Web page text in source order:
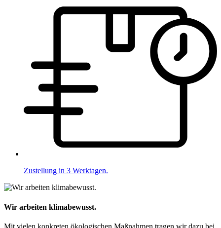
Zustellung in 3 Werktagen.
Wir arbeiten klimabewusst.
Mit vielen konkreten ökologischen Maßnahmen tragen wir dazu bei,